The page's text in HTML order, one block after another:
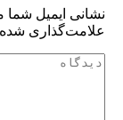
ایمیل شما منتشر
شده‌اند *